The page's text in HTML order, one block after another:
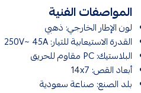
المواصفات الفنية
لون الإطار الخارجي: ذهبي
القدرة الاستيعابية للتيار: 250V~ 45A
البلاستيك: PC مقاوم للحريق
أبعاد القص: 14x7
بلد الصنع: صناعة سعودية